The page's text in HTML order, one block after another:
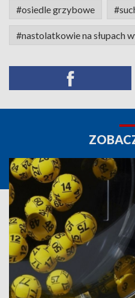
#osiedle grzybowe
#nastolatkowie na słupach